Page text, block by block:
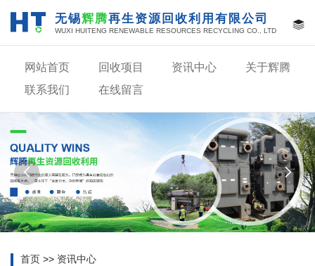
无锡辉腾再生资源回收利用有限公司
WUXI HUITENG RENEWABLE RESOURCES RECYCLING CO., LTD
网站首页 回收项目 资讯中心
关于辉腾
联系我们
在线留言
 
首页 >> 资讯中心